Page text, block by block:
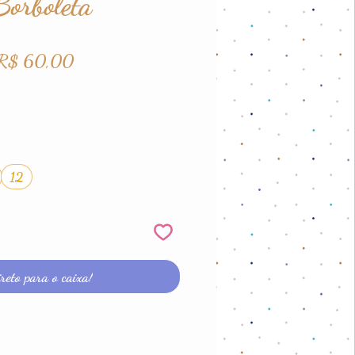
60,00Preço
12
para o caixa!